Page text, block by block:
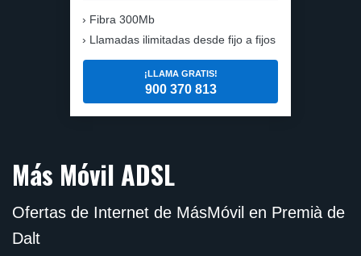
Fibra 300Mb
Llamadas ilimitadas desde fijo a fijos
¡LLAMA GRATIS!
900 370 813
Más Móvil ADSL
Ofertas de Internet de MásMóvil en Premià de
Dalt